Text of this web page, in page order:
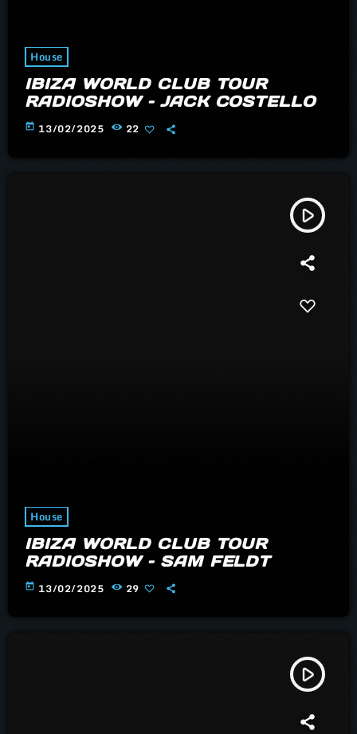
House
IBIZA WORLD CLUB TOUR
RADIOSHOW – JACK COSTELLO
today 13/02/2025 22
play_arrow
House
IBIZA WORLD CLUB TOUR
RADIOSHOW – SAM FELDT
today 13/02/2025 29
play_arrow